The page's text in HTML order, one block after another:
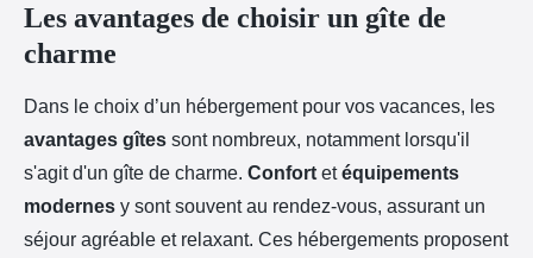
Les avantages de choisir un gîte de
charme
Dans le choix d’un hébergement pour vos vacances, les
avantages gîtes sont nombreux, notamment lorsqu'il
s'agit d'un gîte de charme. Confort etéquipements
modernes y sont souvent au rendez-vous, assurant un
séjour agréable et relaxant. Ces hébergements proposent